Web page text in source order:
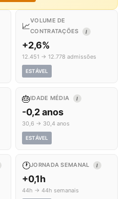
📈
VOLUME DE
CONTRATAÇÕES
I
+2,6%
12.451 → 12.778 admissões
ESTÁVEL
🎂IDADE MÉDIA I
-0,2 anos
30,6 → 30,4 anos
ESTÁVEL
🕐JORNADA SEMANAL I
+0,1h
44h → 44h semanais